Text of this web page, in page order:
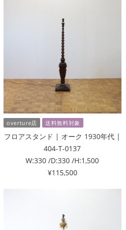
overture店 送料無料対象
フロアスタンド | オーク 1930年代 |
404-T-0137
W:330 /D:330 /H:1,500
¥115,500